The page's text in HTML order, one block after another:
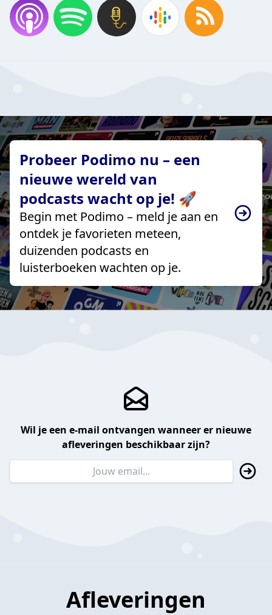
Probeer Podimo nu – een
nieuwe wereld van
podcasts wacht op je! 🚀
Begin met Podimo – meld je aan en
ontdek je favorieten meteen,
duizenden podcasts en
luisterboeken wachten op je.
Wil je een e-mail ontvangen wanneer er nieuwe
afleveringen beschikbaar zijn?
Afleveringen